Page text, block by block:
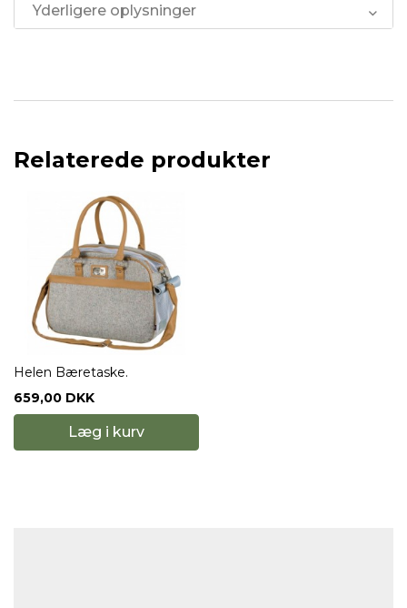
Yderligere oplysninger
Relaterede produkter
Helen Bæretaske.
659,00 DKK
Læg i kurv